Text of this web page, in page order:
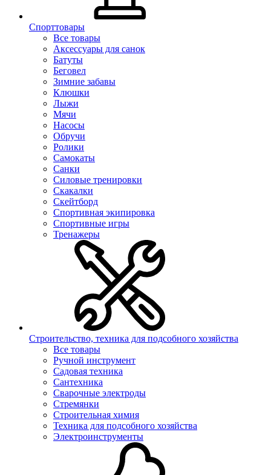
Спорттовары
Все товары
Аксессуары для санок
Батуты
Беговел
Зимние забавы
Клюшки
Лыжи
Мячи
Насосы
Обручи
Ролики
Самокаты
Санки
Силовые тренировки
Скакалки
Скейтборд
Спортивная экипировка
Спортивные игры
Тренажеры
Строительство, техника для подсобного хозяйства
Все товары
Ручной инструмент
Садовая техника
Сантехника
Сварочные электроды
Стремянки
Строительная химия
Техника для подсобного хозяйства
Электроинструменты